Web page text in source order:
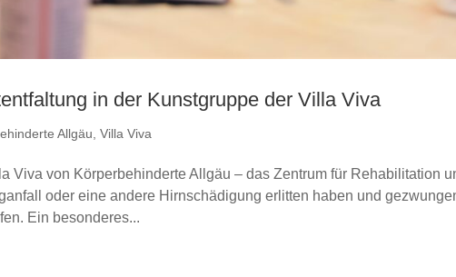
in der Kunstgruppe der Villa Viva
Allgäu,Villa Viva
Viva von Körperbehinderte Allgäu – das Zentrum für Rehabilitation
oder eine andere Hirnschädigung erlitten haben und
Ein besonderes...